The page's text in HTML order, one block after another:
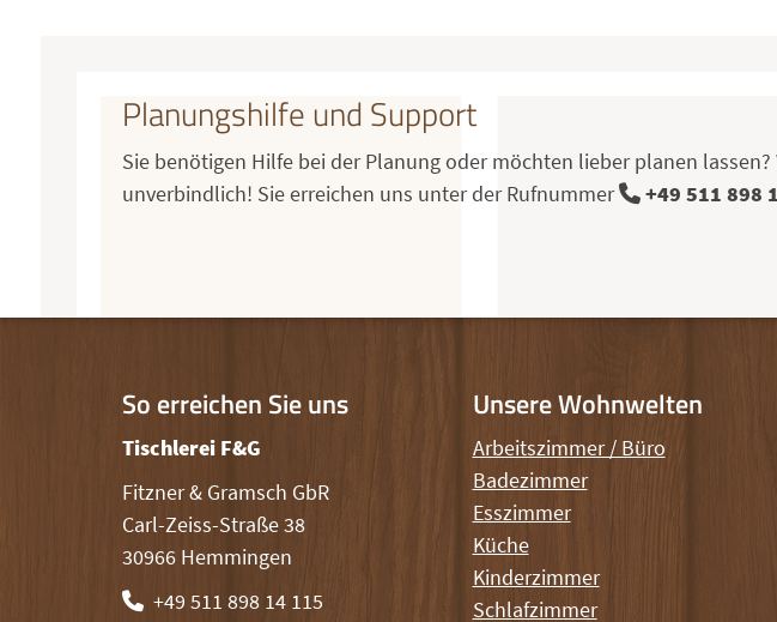
Planungshilfe und Support
Sie benötigen Hilfe bei der Planung oder möchten lieber planen
unverbindlich! Sie erreichen uns unter der Rufnummer
+49 511 898
So erreichen Sie uns
Tischlerei F&G
Fitzner & Gramsch GbR
Carl-Zeiss-Straße 38
30966 Hemmingen
+49 511 898 14 115
Unsere Wohnwelten
Arbeitszimmer / Büro
Badezimmer
Esszimmer
Küche
Kinderzimmer
Schlafzimmer